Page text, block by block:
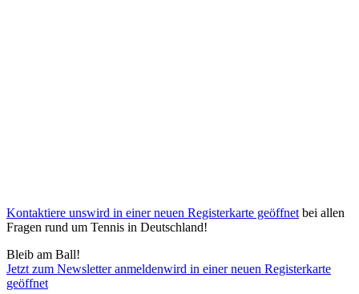
Kontaktiere unswird in einer neuen Registerkarte geöffnet bei allen
Fragen rund um Tennis in Deutschland!
Bleib am Ball!
Jetzt zum Newsletter anmeldenwird in einer neuen Registerkarte
geöffnet